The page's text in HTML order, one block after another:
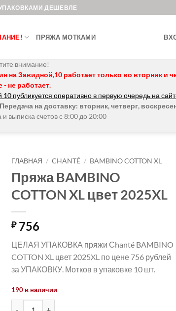
ДЕШЕВЛЕ
ПРЯЖА МОТКАМИ
внимание!
Завидной,10 работает только во вторник и
- не работает.
публикуется оперативно в первую очередь на
на доставку: вторник, четверг,
и выписка счетов с 8:00 до 20:00
ГЛАВНАЯ / CHANTÉ / BAMBINO COTTON XL
Пряжа BAMBINO
COTTON XL цвет 2025XL
₽756
ЦЕЛАЯ УПАКОВКА пряжи Сhanté BAMBINO
COTTON XL цвет 2025XL по цене 756 рублей
за УПАКОВКУ. Мотков в упаковке 10 шт.
190 в наличии